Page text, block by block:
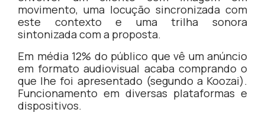
movimento, uma locução sincronizada com
este contexto e uma trilha sonora
sintonizada com a proposta.
Em média 12% do público que vê um anúncio
em formato audiovisual acaba comprando o
que lhe foi apresentado (segundo a Koozai).
Funcionamento em diversas plataformas e
dispositivos.